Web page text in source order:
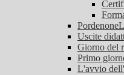
Uscite
Giorno del
Primo
L'avvio